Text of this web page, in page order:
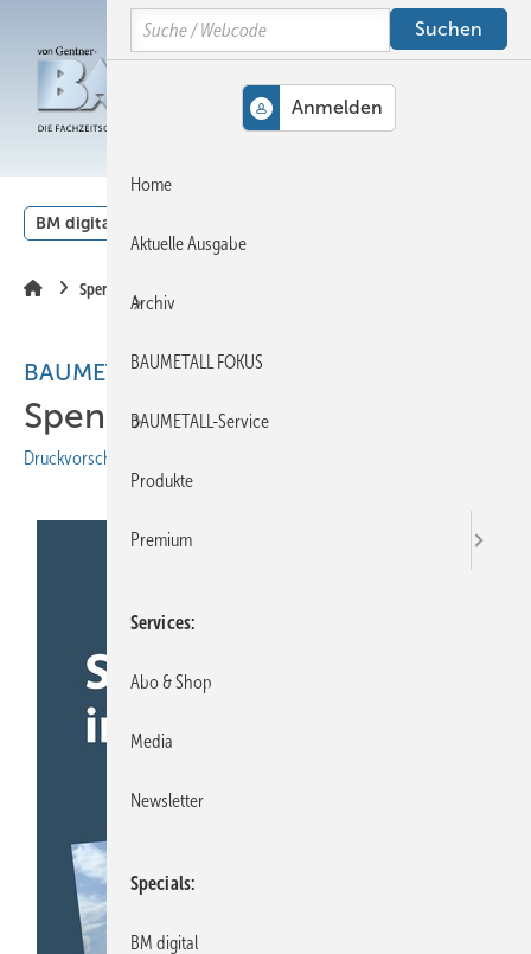
Hauptinhalt
Hauptmenü
SiteSearch
BM digital
Spenglerhaus
BAUMETALL Fokus
Spenglertechnik Österreich
Druckvorschau
Search
Home
Aktuelle Ausgabe
Archiv
BAUMETALL FOKUS
BAUMETALL-Service
Produkte
Premium
Services
Abo & Shop
Media
Newsletter
Specials
BM digital